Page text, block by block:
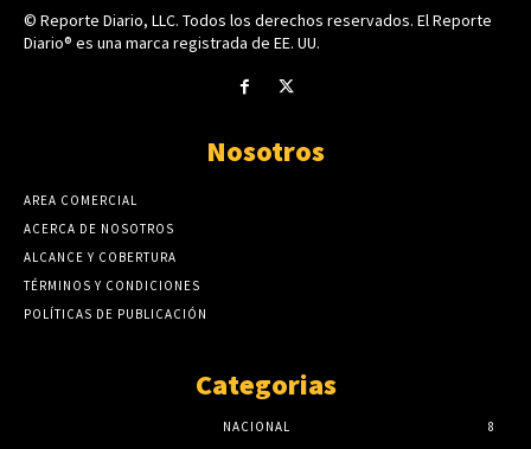
© Reporte Diario, LLC. Todos los derechos reservados. El Reporte
Diario® es una marca registrada de EE. UU.
Nosotros
AREA COMERCIAL
ACERCA DE NOSOTROS
ALCANCE Y COBERTURA
TÉRMINOS Y CONDICIONES
POLÍTICAS DE PUBLICACIÓN
Categorias
NACIONAL
8